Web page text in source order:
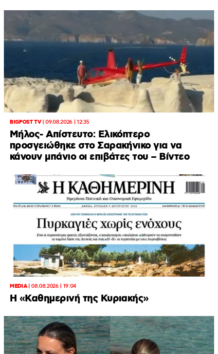
BIGPOST TV|09.08.2026 | 12:35
Μήλος- Απίστευτο: Ελικόπτερο
προσγειώθηκε στο Σαρακήνικο για να
κάνουν μπάνιο οι επιβάτες του – Βίντεο
MEDIA|08.08.2026 | 19:04
H «Καθημερινή της Κυριακής»